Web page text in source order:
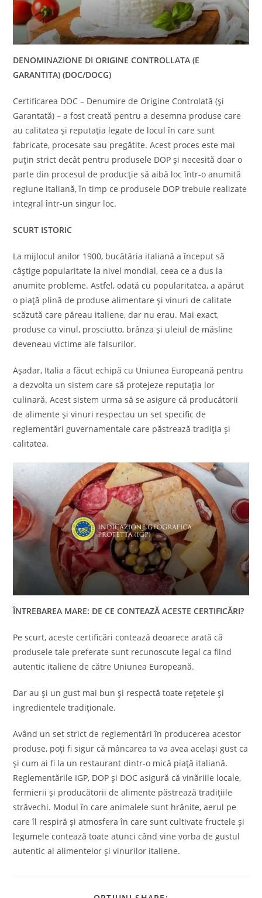
DENOMINAZIONE DI ORIGINE CONTROLLATA (E
GARANTITA) (DOC/DOCG)
Certificarea DOC – Denumire de Origine Controlată (și
Garantată) – a fost creată pentru a desemna produse care
au calitatea și reputația legate de locul în care sunt
fabricate, procesate sau pregătite. Acest proces este mai
puțin strict decât pentru produsele DOP și necesită doar o
parte din procesul de producție să aibă loc într-o anumită
regiune italiană, în timp ce produsele DOP trebuie realizate
integral într-un singur loc.
SCURT ISTORIC
La mijlocul anilor 1900, bucătăria italiană a început să
câștige popularitate la nivel mondial, ceea ce a dus la
anumite probleme. Astfel, odată cu popularitatea, a apărut
o piață plină de produse alimentare și vinuri de calitate
scăzută care păreau italiene, dar nu erau. Mai exact,
produse ca vinul, prosciutto, brânza și uleiul de măsline
deveneau victime ale falsurilor.
Așadar, Italia a făcut echipă cu Uniunea Europeană pentru
a dezvolta un sistem care să protejeze reputația lor
culinară. Acest sistem urma să se asigure că producătorii
de alimente și vinuri respectau un set specific de
reglementări guvernamentale care păstrează tradiția și
calitatea.
ÎNTREBAREA MARE: DE CE CONTEAZĂ ACESTE CERTIFICĂRI?
Pe scurt, aceste certificări contează deoarece arată că
produsele tale preferate sunt recunoscute legal ca fiind
autentic italiene de către Uniunea Europeană.
Dar au și un gust mai bun și respectă toate rețetele și
ingredientele tradiționale.
Având un set strict de reglementări în producerea acestor
produse, poți fi sigur că mâncarea ta va avea același gust ca
și cum ai fi la un restaurant dintr-o mică piață italiană.
Reglementările IGP, DOP și DOC asigură că vinăriile locale,
fermierii și producătorii de alimente păstrează tradițiile
străvechi. Modul în care animalele sunt hrănite, aerul pe
care îl respiră și atmosfera în care sunt cultivate fructele și
legumele contează toate atunci când vine vorba de gustul
autentic al alimentelor și vinurilor italiene.